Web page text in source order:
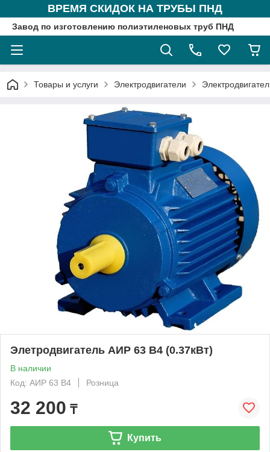
ВРЕМЯ СКИДОК НА ТРУБЫ ПНД
Завод по изготовлению полиэтиленовых труб ПНД
Товары и услуги Электродвигатели
Элетродвигатель АИР 63 В4 (0.37кВт)
В наличии
Код: АИР 63 В4
Розница
32 200 ₸
Купить